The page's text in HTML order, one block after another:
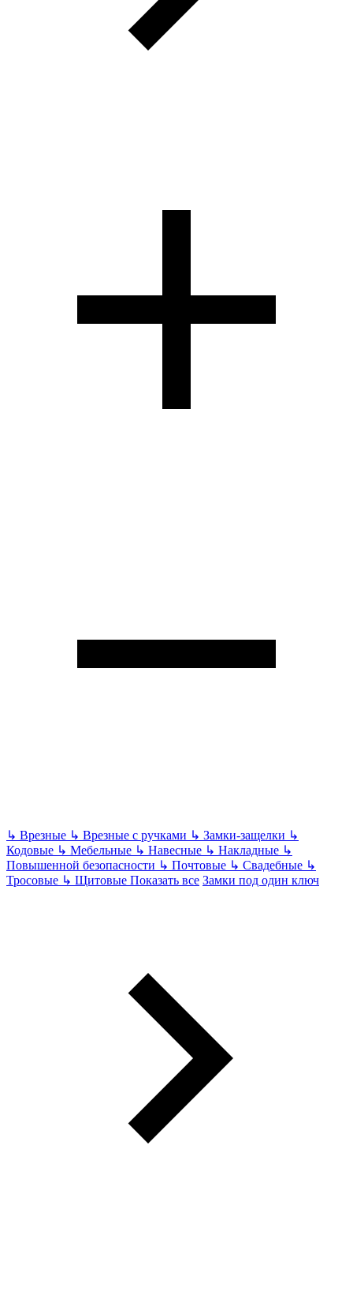
↳ Врезные ↳ Врезные с ручками ↳ Замки-защелки ↳
Кодовые ↳ Мебельные ↳ Навесные ↳ Накладные ↳
Повышенной безопасности ↳ Почтовые ↳ Свадебные ↳
Тросовые ↳ Щитовые Показать все Замки под один ключ